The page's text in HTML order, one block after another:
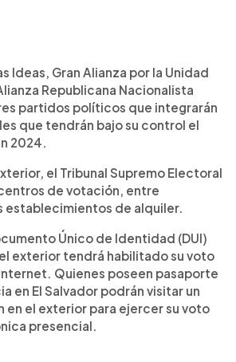
Ideas, Gran Alianza por la Unidad
Republicana Nacionalista
partidos políticos que integrarán
que tendrán bajo su control el
2024.
el Tribunal Supremo Electoral
de votación, entre
establecimientos de alquiler.
Único de Identidad (DUI)
exterior tendrá habilitado su voto
Quienes poseen pasaporte
en El Salvador podrán visitar un
en el exterior para ejercer su voto
presencial.